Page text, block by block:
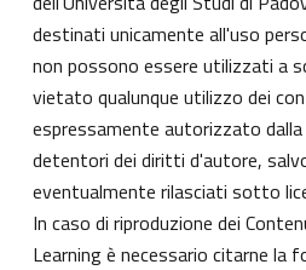
destinati unicamente all'uso
non possono essere utilizzati a
vietato qualunque utilizzo dei
espressamente autorizzato
detentori dei diritti d'autore,
eventualmente rilasciati sotto
In caso di riproduzione dei
Learning è necessario citarne la